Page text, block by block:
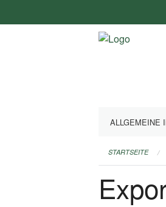
überspringen
ALLGEMEINE
STARTSEITE